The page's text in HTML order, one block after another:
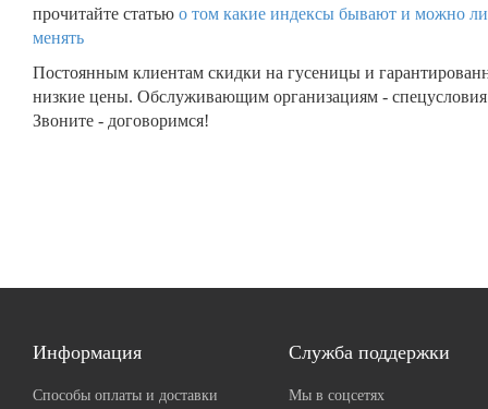
прочитайте статью о том какие индексы бывают и можно
менять
Постоянным клиентам скидки на гусеницы и
низкие цены. Обслуживающим организациям -
Звоните - договоримся!
Информация
Способы оплаты и доставки
Служба поддержки
Мы в соцсетях